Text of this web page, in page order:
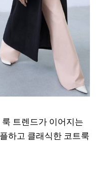
트렌드가 이어지는
하고 클래식한 코트룩